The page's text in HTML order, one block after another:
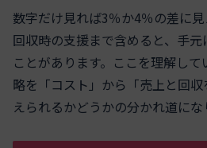
数字だけ見れば3％か4％の差に
回収時の支援まで含めると、手
ことがあります。ここを理解し
略を「コスト」から「売上と回
えられるかどうかの分かれ道にな